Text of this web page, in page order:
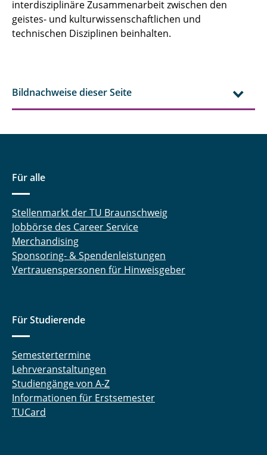
interdisziplinäre Zusammenarbeit zwischen den
geistes- und kulturwissenschaftlichen und
technischen Disziplinen beinhalten.
Bildnachweise dieser Seite
Für alle
Stellenmarkt der TU Braunschweig
Jobbörse des Career Service
Merchandising
Sponsoring- & Spendenleistungen
Vertrauenspersonen für Hinweisgeber
Für Studierende
Semestertermine
Lehrveranstaltungen
Studiengänge von A-Z
Informationen für Erstsemester
TUCard